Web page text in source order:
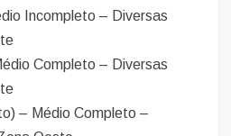
Incompleto – Diversas
Completo – Diversas
– Médio Completo –